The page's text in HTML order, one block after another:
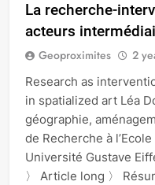
La recherche-
acteurs
Geoproximites 2
Research as
in spatialized art Léa
géographie,
de Recherche à
Université Gustave
〉 Article long 〉